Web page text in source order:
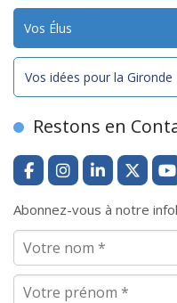
Vos Élus
Vos idées pour la Gironde
Restons en
Abonnez-vous à notre